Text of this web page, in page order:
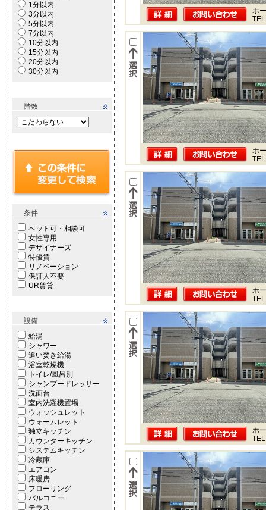
1分以内
3分以内
5分以内
7分以内
10分以内
15分以内
20分以内
30分以内
階数
条件
ペット可・相談可
女性専用
デザイナーズ
特優賃
リノベーション
保証人不要
UR賃貸
設備
給湯
シャワー
追い焚き給湯
浴室乾燥機
トイレ/風呂別
シャンプードレッサー
洗面台
室内洗濯機置場
ウォッシュレット
ウォームレット
独立キッチン
カウンターキッチン
システムキッチン
冷蔵庫
エアコン
床暖房
フローリング
バルコニー
テラス
ホ
ホ
ホ
ホ